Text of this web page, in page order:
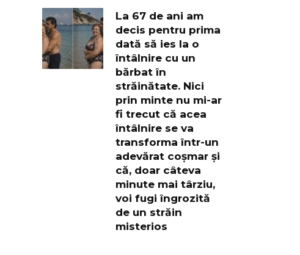
La 67 de ani am
decis pentru prima
dată să ies la o
întâlnire cu un
bărbat în
străinătate. Nici
prin minte nu mi-ar
fi trecut că acea
întâlnire se va
transforma într-un
adevărat coșmar și
că, doar câteva
minute mai târziu,
voi fugi îngrozită
de un străin
misterios